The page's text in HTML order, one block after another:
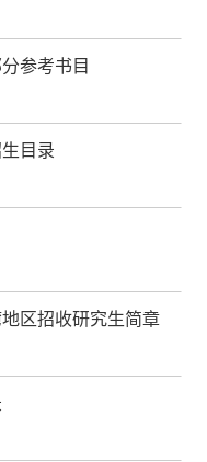
参考书目
目录
区招收研究生简章